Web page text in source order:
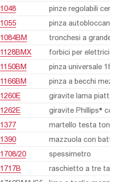
1048
pinze regolabili
1055
pinza
1084BM
tronchesi a grande
1128BMX
forbici per elettricisti
1150BM
pinza universale 180
1166BM
pinza a becchi
1260E
giravite lama piatta
1262E
giravite Phillips®
1377
martello testa tonda
1390
mazzuola con
1708/20
spessimetro
1717B
raschietto a tre